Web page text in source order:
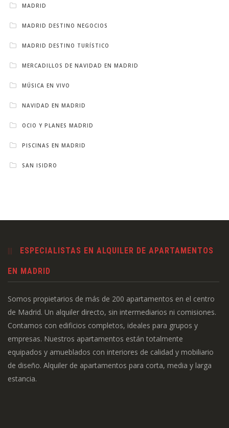
MADRID
MADRID DESTINO NEGOCIOS
MADRID DESTINO TURÍSTICO
MERCADILLOS DE NAVIDAD EN MADRID
MÚSICA EN VIVO
NAVIDAD EN MADRID
OCIO Y PLANES MADRID
PISCINAS EN MADRID
SAN ISIDRO
ESPECIALISTAS EN ALQUILER DE APARTAMENTOS
EN MADRID
Somos propietarios de más de 200 apartamentos en el centro
de Madrid. Un alquiler directo, sin intermediarios ni comisiones.
Contamos con edificios completos, ideales para grupos y
empresas. Nuestros apartamentos están totalmente
equipados y amueblados con interiores de calidad y mobiliario
de diseño. Alquiler de apartamentos para corta, media y larga
estancia.